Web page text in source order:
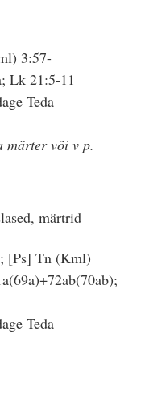
3:57-
Lk 21:5-11
Teda
märter või v p.
märtrid
[Ps] Tn (Kml)
Teda